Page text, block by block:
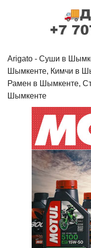
Arigato - Cуши в
Шымкенте, Кимчи в
Рамен в Шымкенте,
Шымкенте